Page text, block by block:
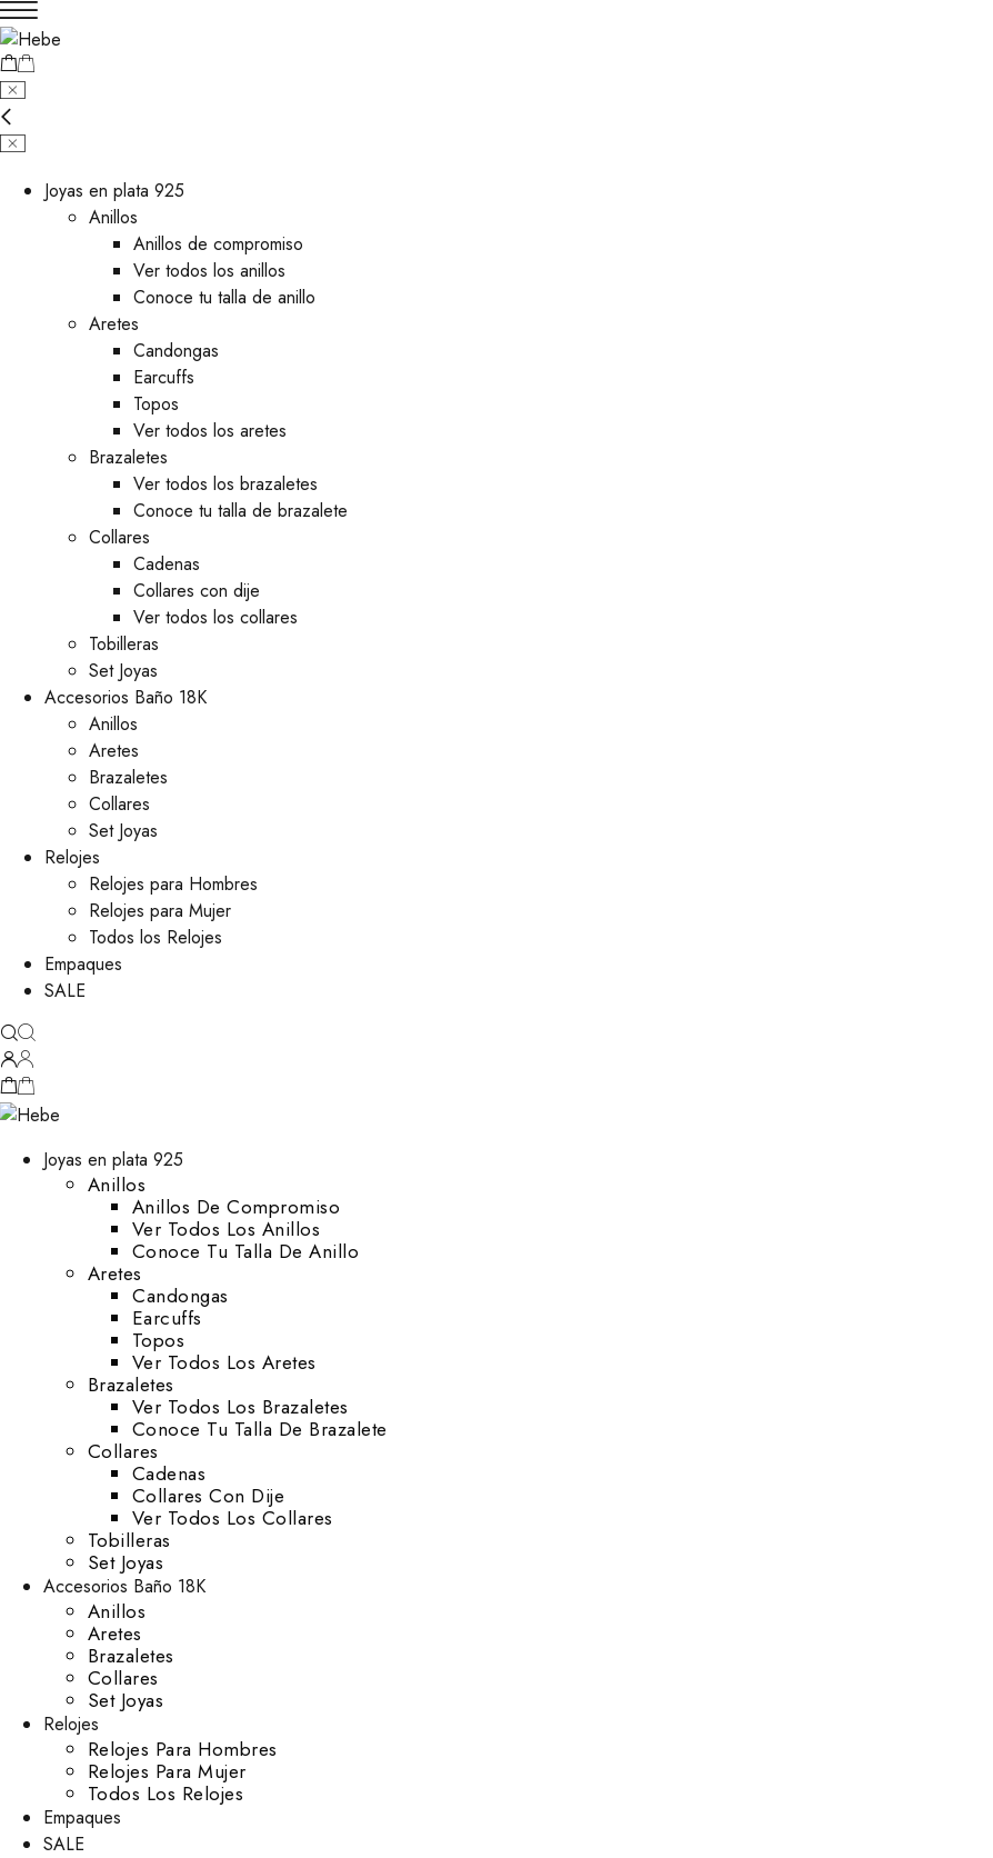
Joyas en plata 925
Anillos
Anillos de compromiso
Ver todos los anillos
Conoce tu talla de anillo
Aretes
⁠Candongas
Earcuffs
Topos
Ver todos los aretes
Brazaletes
Ver todos los brazaletes
Conoce tu talla de brazalete
Collares
Cadenas
Collares con dije
Ver todos los collares
Tobilleras
Set Joyas
Accesorios Baño 18K
Anillos
Aretes
Brazaletes
Collares
Set Joyas
Relojes
Relojes para Hombres
Relojes para Mujer
Todos los Relojes
Empaques
SALE
Joyas en plata 925
Anillos
Anillos De Compromiso
Ver Todos Los Anillos
Conoce Tu Talla De Anillo
Aretes
⁠Candongas
Earcuffs
Topos
Ver Todos Los Aretes
Brazaletes
Ver Todos Los Brazaletes
Conoce Tu Talla De Brazalete
Collares
Cadenas
Collares Con Dije
Ver Todos Los Collares
Tobilleras
Set Joyas
Accesorios Baño 18K
Anillos
Aretes
Brazaletes
Collares
Set Joyas
Relojes
Relojes Para Hombres
Relojes Para Mujer
Todos Los Relojes
Empaques
SALE